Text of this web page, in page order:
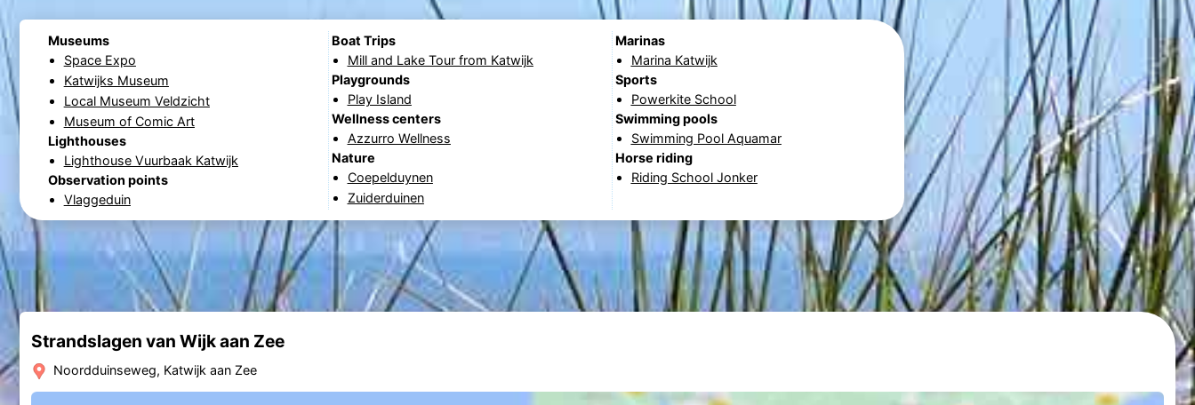
Museums
Space Expo
Katwijks Museum
Local Museum Veldzicht
Museum of Comic Art
Lighthouses
Lighthouse Vuurbaak Katwijk
Observation points
Vlaggeduin
Boat Trips
Mill and Lake Tour from Katwijk
Playgrounds
Play Island
Wellness centers
Azzurro Wellness
Nature
Coepelduynen
Zuiderduinen
Marinas
Marina Katwijk
Sports
Powerkite School
Swimming pools
Swimming Pool Aquamar
Horse riding
Riding School Jonker
Strandslagen van Wijk aan Zee
Noordduinseweg, Katwijk aan Zee